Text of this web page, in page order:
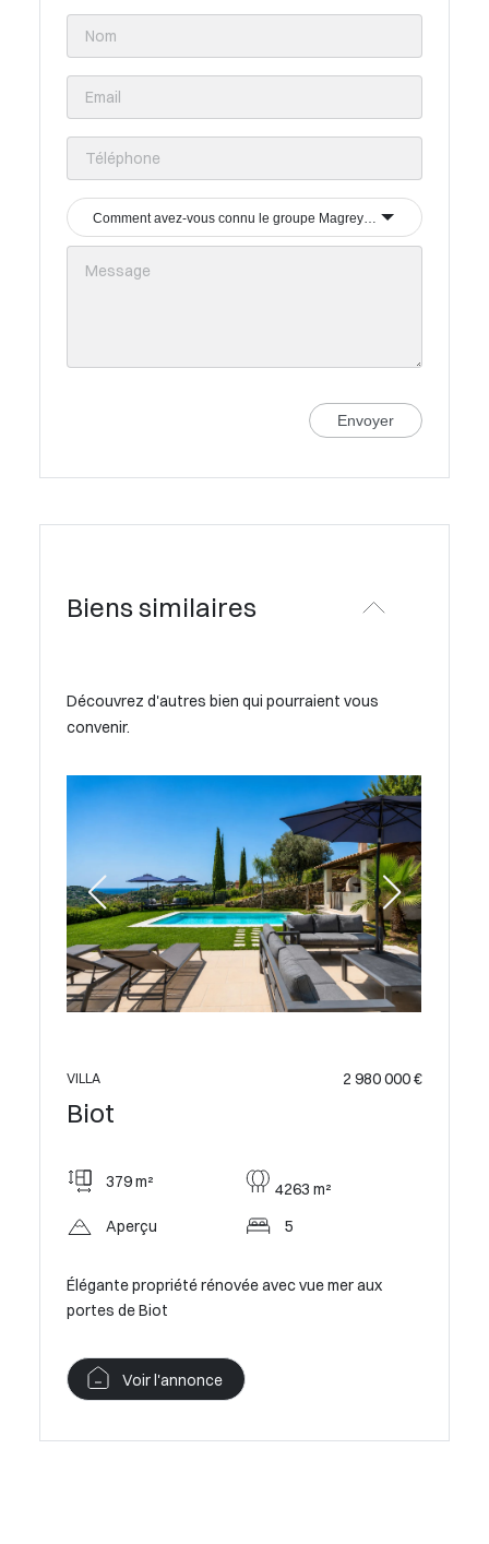
Comment avez-vous connu le groupe Magrey & Sons ?
Envoyer
Biens similaires
Découvrez d'autres bien qui pourraient vous
convenir.
VILLA
Biot
2 980 000 €
379 m²
4263 m²
Aperçu
5
Élégante propriété rénovée avec vue mer aux
portes de Biot
Voir l'annonce